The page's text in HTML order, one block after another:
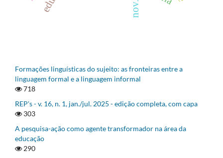
Formações linguísticas do sujeito: as fronteiras entre a
linguagem formal e a linguagem informal
718
REP's - v. 16, n. 1, jan./jul. 2025 - edição completa, com capa
303
A pesquisa-ação como agente transformador na área da
educação
290